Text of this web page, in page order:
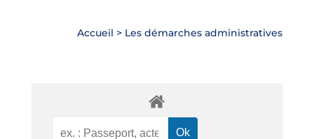
Accueil > Les démarches administratives